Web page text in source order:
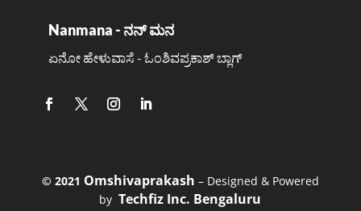
Nanmana - ನನ್ ಮನ
ಏನೋ ಹೇಳುವಾಸೆ - ಓಂಶಿವಪ್ರಕಾಶ್ ಬ್ಲಾಗ್
©️ 2021 Omshivaprakash – Designed & Powered
byTechfiz Inc. Bengaluru